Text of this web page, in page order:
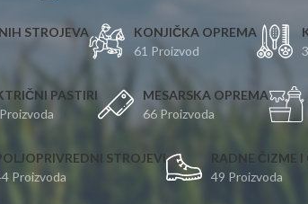
STROJEVA
KONJIČKA OPREMA
61 Proizvod
PASTIRI
MESARSKA OPREMA
66 Proizvoda
STROJEVI
Proizvoda
RADNE ČIZME I
49 Proizvoda